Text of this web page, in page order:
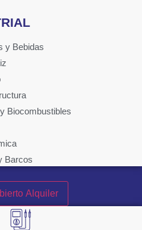
y Bebidas
Biocombustibles
Barcos
Alquiler